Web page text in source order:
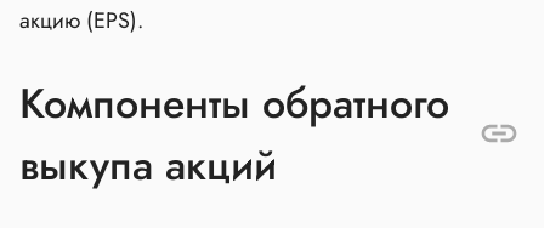
акцию (EPS).
Компоненты обратного
выкупа акций